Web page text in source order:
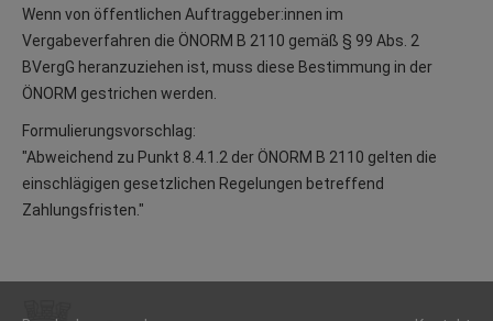
Wenn von öffentlichen Auftraggeber:innen im
Vergabeverfahren die ÖNORM B 2110 gemäß § 99 Abs. 2
BVergG heranzuziehen ist, muss diese Bestimmung in der
ÖNORM gestrichen werden.
Formulierungsvorschlag:
"Abweichend zu Punkt 8.4.1.2 der ÖNORM B 2110 gelten die
einschlägigen gesetzlichen Regelungen betreffend
Zahlungsfristen."